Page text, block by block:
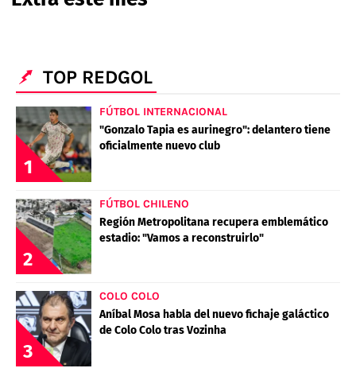
PALESTINO
CAMPEONATO NACIONAL
PRONÓSTICOS
APUESTA DEL DÍA
COPA SUDAMERICANA
PREMIER LEAGUE
CHAMPIONS LEAGUE
EUROPA LEAGUE
SERIE A
LA LIGA
CHILENOS POR EL MUNDO
ALEXIS SANCHEZ
DARIO OSORIO
DAMIAN PIZARRO
MERCADO DE FICHAJES
TENIS
ELIMINATORIAS CONMEBOL
FEMENINO
QUIENES SOMOS
STAFF
TÉRMINOS Y CONDICIONES
AGENDA
COLO COLO
UNIVERSIDAD DE CHILE
TOP REDGOL
1
FÚTBOL INTERNACIONAL
"Gonzalo Tapia es aurinegro": delantero tiene
oficialmente nuevo club
2
FÚTBOL CHILENO
Región Metropolitana recupera emblemático
estadio: "Vamos a reconstruirlo"
3
COLO COLO
Aníbal Mosa habla del nuevo fichaje galáctico
de Colo Colo tras Vozinha